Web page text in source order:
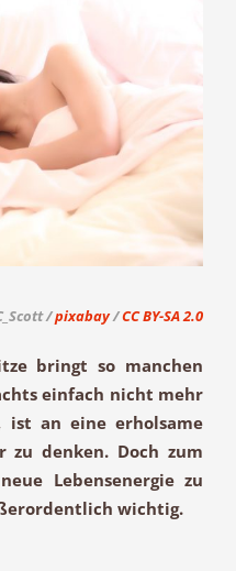
/pixabay/CC BY-SA 2.0
bringt so manchen
einfach nicht mehr
ist an eine erholsame
denken. Doch zum
Lebensenergie zu
wichtig.